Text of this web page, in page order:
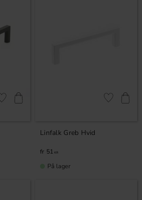
Gem som favorit
Linfalk Greb Hvid
51 KR
Gem som
På lager